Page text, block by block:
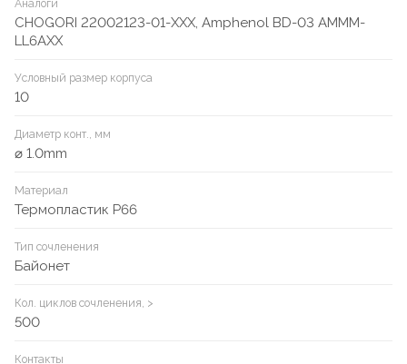
Аналоги
CHOGORI 22002123-01-XXX, Amphenol BD-03 AMMM-
LL6AXX
Условный размер корпуса
10
Диаметр конт., мм
⌀ 1.0mm
Материал
Термопластик P66
Тип сочленения
Байонет
Кол. циклов сочленения, >
500
Контакты